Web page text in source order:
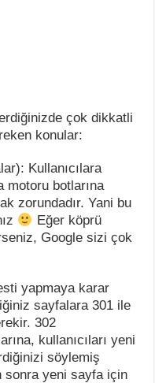
çok dikkatli
konular:
Kullanıcılara
motoru botlarına
zorundadır. Yani bu
Eğer köprü
Google sizi çok
yapmaya karar
sayfalara 301 ile
302
kullanıcıları yeni
söylemiş
sonra yeni sayfa için